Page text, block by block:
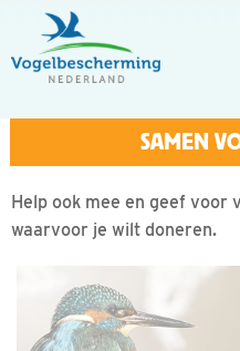
Help ook mee en geef voor
waarvoor je wilt doneren.